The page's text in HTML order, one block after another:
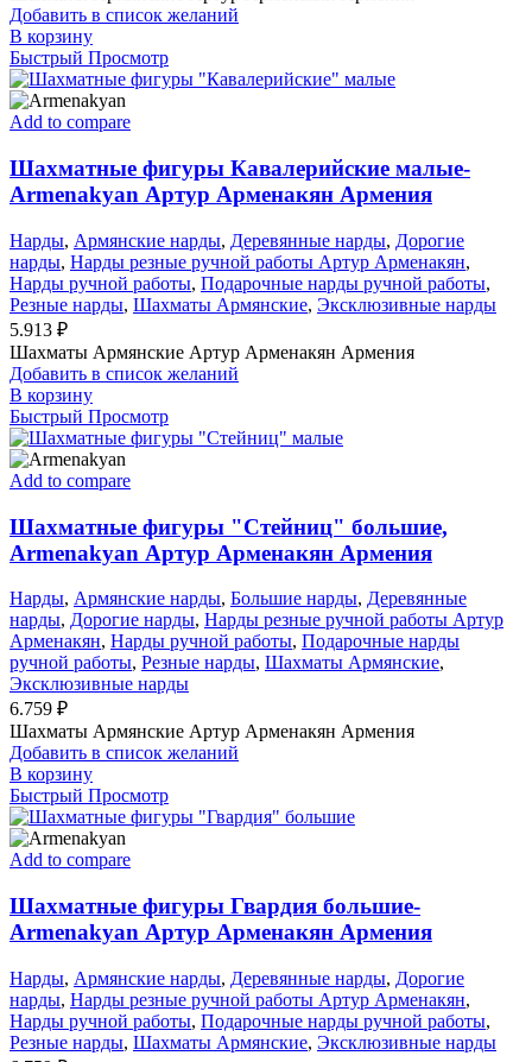
Добавить в список желаний
В корзину
Быстрый Просмотр
Add to compare
Шахматные фигуры Кавалерийские малые-
Armenakyan Артур Арменакян Армения
Нарды, Армянские нарды, Деревянные нарды, Дорогие
нарды, Нарды резные ручной работы Артур Арменакян,
Нарды ручной работы, Подарочные нарды ручной работы,
Резные нарды, Шахматы Армянские, Эксклюзивные нарды
5.913 ₽
Шахматы Армянские Артур Арменакян Армения
Добавить в список желаний
В корзину
Быстрый Просмотр
Add to compare
Шахматные фигуры "Стейниц" большие,
Armenakyan Артур Арменакян Армения
Нарды, Армянские нарды, Большие нарды, Деревянные
нарды, Дорогие нарды, Нарды резные ручной работы Артур
Арменакян, Нарды ручной работы, Подарочные нарды
ручной работы, Резные нарды, Шахматы Армянские,
Эксклюзивные нарды
6.759 ₽
Шахматы Армянские Артур Арменакян Армения
Добавить в список желаний
В корзину
Быстрый Просмотр
Add to compare
Шахматные фигуры Гвардия большие-
Armenakyan Артур Арменакян Армения
Нарды, Армянские нарды, Деревянные нарды, Дорогие
нарды, Нарды резные ручной работы Артур Арменакян,
Нарды ручной работы, Подарочные нарды ручной работы,
Резные нарды, Шахматы Армянские, Эксклюзивные нарды